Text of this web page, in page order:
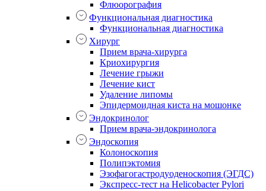
Флюорография
Функциональная диагностика
Функциональная диагностика
Хирург
Прием врача-хирурга
Криохирургия
Лечение грыжи
Лечение кист
Удаление липомы
Эпидермоидная киста на мошонке
Эндокринолог
Прием врача-эндокринолога
Эндоскопия
Колоноскопия
Полипэктомия
Эзофагогастродуоденоскопия (ЭГДС)
Экспресс-тест на Helicobacter Pylori